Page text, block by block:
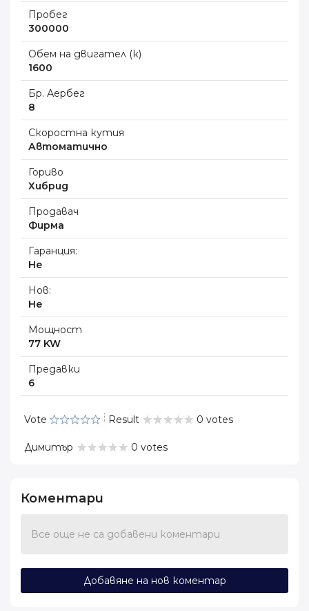
Пробег
300000
Обем на двигател (к)
1600
Бр. Аербег
8
Скоростна кутия
Автоматично
Гориво
Хибрид
Продавач
Фирма
Гаранция:
Не
Нов:
Не
Мощност
77 KW
Предавки
6
Vote Result 0 votes
Димитър 0 votes
Коментари
Все още не са добавени коментари
Добавяне на нов коментар